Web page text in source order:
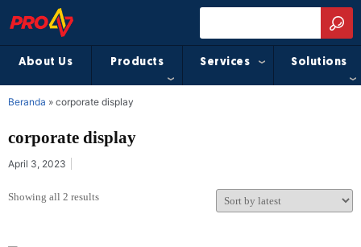
About Us Products Services Solutions
Beranda » corporate display
corporate display
April 3, 2023
Showing all 2 results